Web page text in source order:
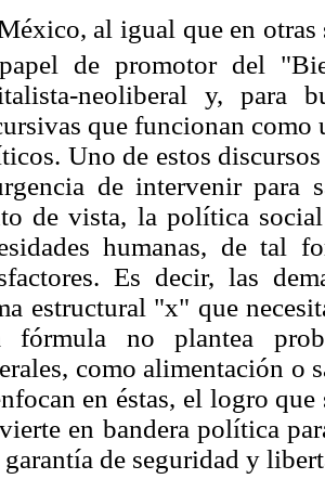
al igual que en otras
de promotor del
neoliberal y, para
que funcionan como
Uno de estos
de intervenir para
de vista, la política
humanas, de tal
Es decir, las
estructural "x" que
fórmula no plantea
como alimentación o
en éstas, el logro
en bandera política
garantía de seguridad y